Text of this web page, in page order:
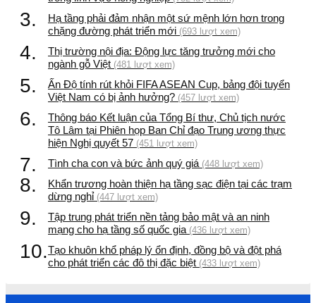
3.
Hạ tầng phải đảm nhận một sứ mệnh lớn hơn trong
chặng đường phát triển mới (693 lượt xem)
4.
Thị trường nội địa: Động lực tăng trưởng mới cho
ngành gỗ Việt (481 lượt xem)
5.
Ấn Độ tính rút khỏi FIFA ASEAN Cup, bảng đội tuyển
Việt Nam có bị ảnh hưởng? (457 lượt xem)
6.
Thông báo Kết luận của Tổng Bí thư, Chủ tịch nước
Tô Lâm tại Phiên họp Ban Chỉ đạo Trung ương thực
hiện Nghị quyết 57 (451 lượt xem)
7. Tình cha con và bức ảnh quý giá (448 lượt xem)
8.
Khẩn trương hoàn thiện hạ tầng sạc điện tại các trạm
dừng nghỉ (447 lượt xem)
9.
Tập trung phát triển nền tảng bảo mật và an ninh
mạng cho hạ tầng số quốc gia (436 lượt xem)
10.Tạo khuôn khổ pháp lý ổn định, đồng bộ và đột phá
cho phát triển các đô thị đặc biệt (433 lượt xem)